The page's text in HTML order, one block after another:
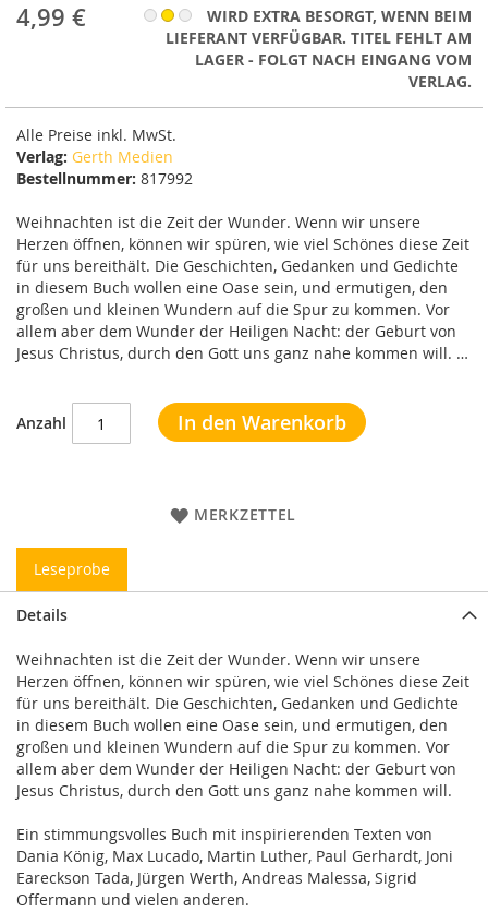
4,99 €
WIRD EXTRA BESORGT, WENN BEIM
LIEFERANT VERFÜGBAR. TITEL FEHLT AM
LAGER - FOLGT NACH EINGANG VOM
VERLAG.
Alle Preise inkl. MwSt.
Verlag: Gerth Medien
Bestellnummer: 817992
Weihnachten ist die Zeit der Wunder. Wenn wir unsere
Herzen öffnen, können wir spüren, wie viel Schönes diese Zeit
für uns bereithält. Die Geschichten, Gedanken und Gedichte
in diesem Buch wollen eine Oase sein, und ermutigen, den
großen und kleinen Wundern auf die Spur zu kommen. Vor
allem aber dem Wunder der Heiligen Nacht: der Geburt von
Jesus Christus, durch den Gott uns ganz nahe kommen will. …
Anzahl In den Warenkorb
MERKZETTEL
Leseprobe
Details
Weihnachten ist die Zeit der Wunder. Wenn wir unsere
Herzen öffnen, können wir spüren, wie viel Schönes diese Zeit
für uns bereithält. Die Geschichten, Gedanken und Gedichte
in diesem Buch wollen eine Oase sein, und ermutigen, den
großen und kleinen Wundern auf die Spur zu kommen. Vor
allem aber dem Wunder der Heiligen Nacht: der Geburt von
Jesus Christus, durch den Gott uns ganz nahe kommen will.
Ein stimmungsvolles Buch mit inspirierenden Texten von
Dania König, Max Lucado, Martin Luther, Paul Gerhardt, Joni
Eareckson Tada, Jürgen Werth, Andreas Malessa, Sigrid
Offermann und vielen anderen.